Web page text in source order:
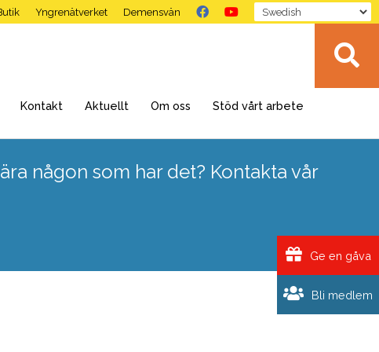
Yngrenätverket Demensvän
Kontakt Aktuellt Om oss Stöd vårt arbete
någon som har det? Kontakta vår
Bli medlem
Ge en gåva